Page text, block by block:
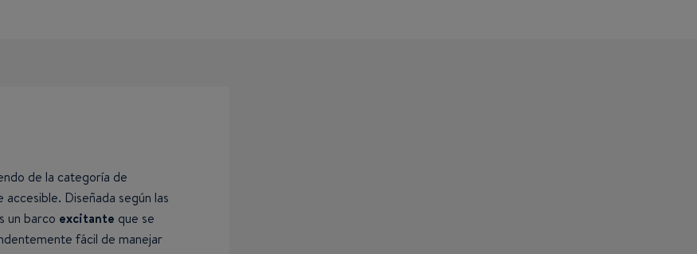
de la categoría de
Diseñada según las
un barco excitante que se
fácil de manejar